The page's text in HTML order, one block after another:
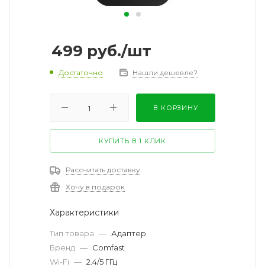
499 руб./шт
Достаточно Нашли дешевле?
В КОРЗИНУ
КУПИТЬ В 1 КЛИК
Рассчитать доставку
Хочу в подарок
Характеристики
Тип товара — Адаптер
Бренд — Comfast
Wi-Fi — 2.4/5 ГГц